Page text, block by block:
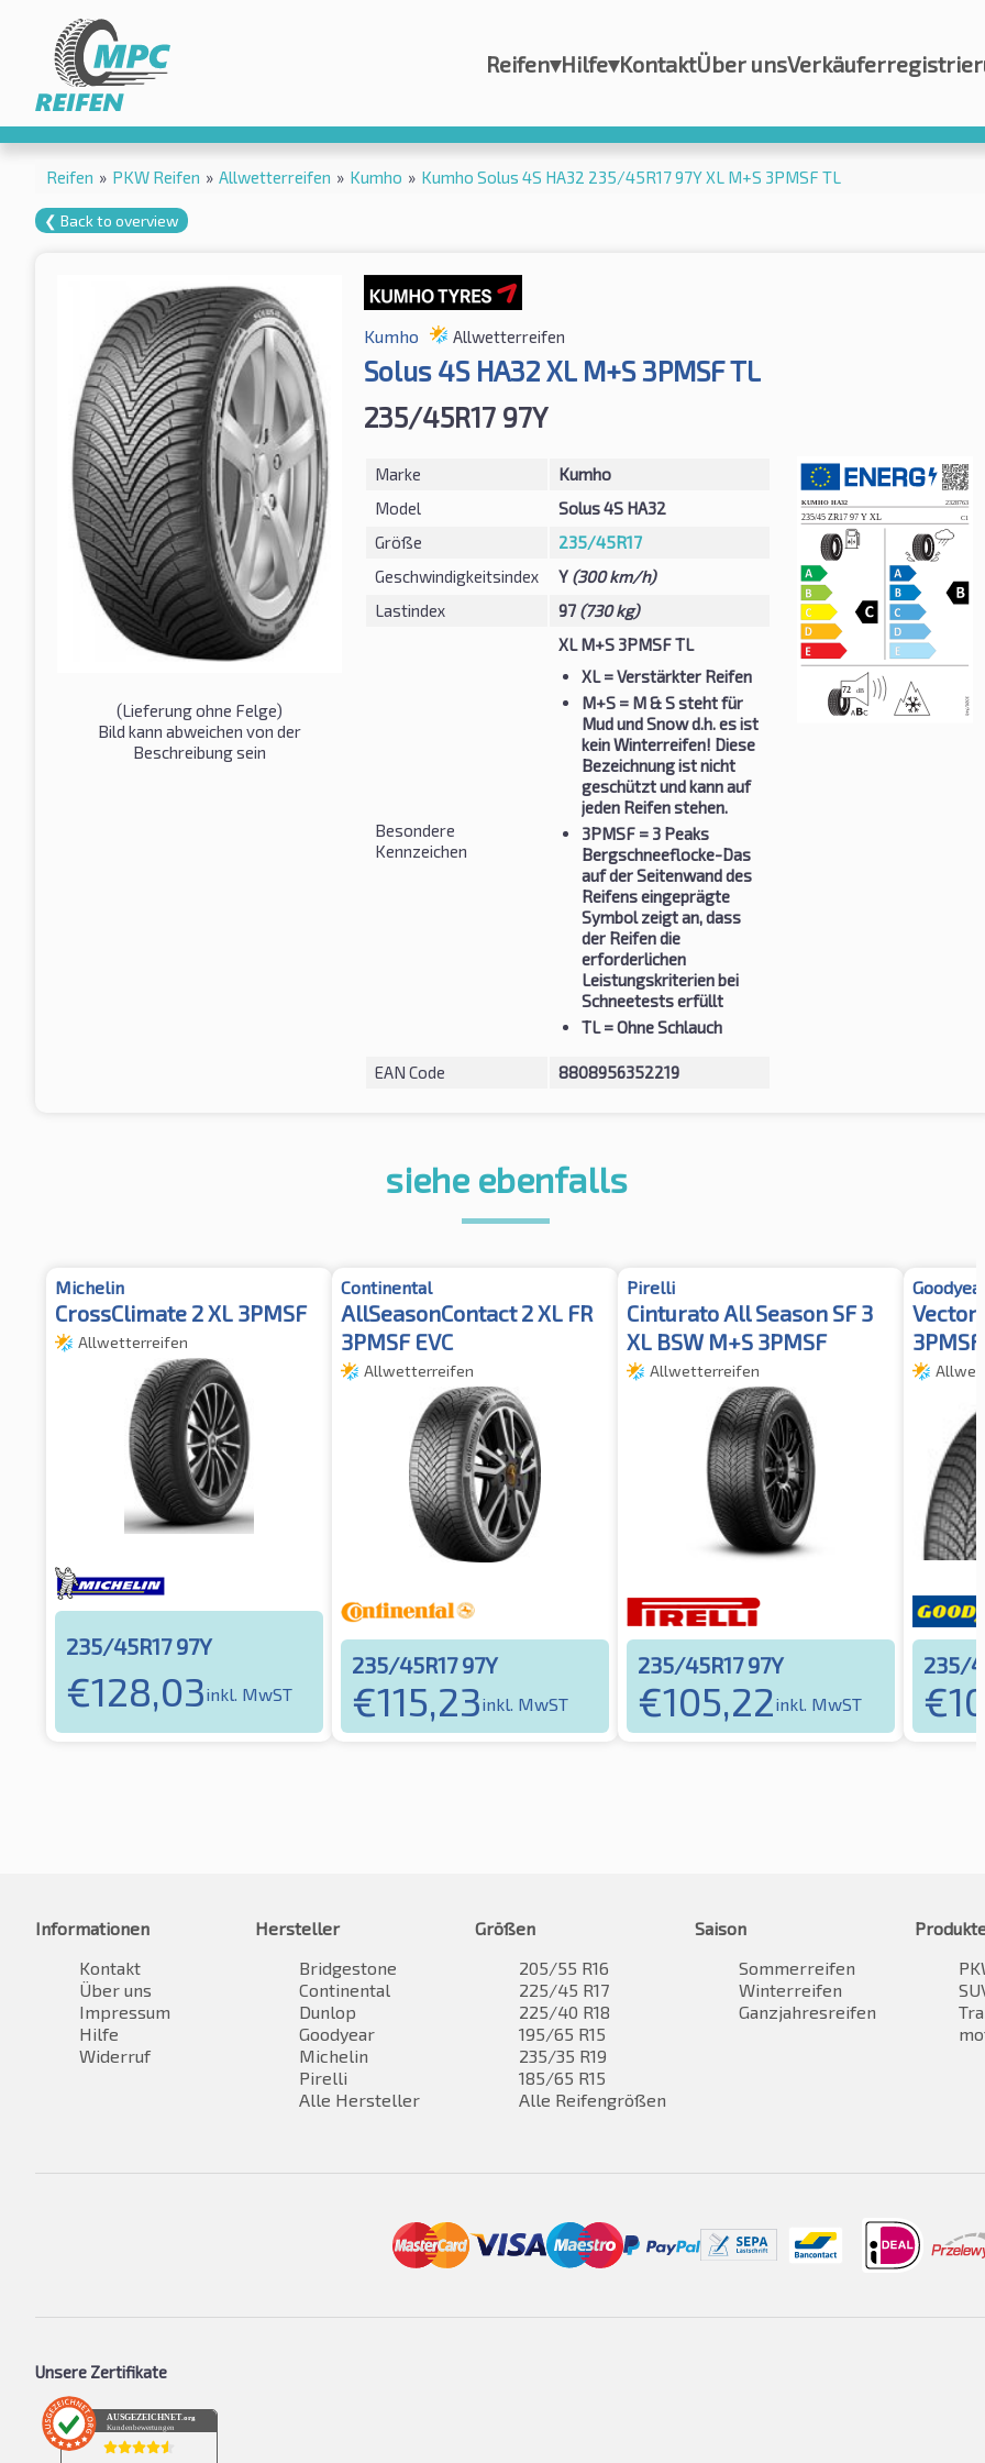
Reifen▾Hilfe▾KontaktÜber uns
Reifen » PKW Reifen » Allwetterreifen » Kumho » Kumho Solus 4S HA32 235/45R17 97Y XL M+S 3PMSF TL
❮ Back to overview
(Lieferung ohne Felge)
Bild kann abweichen von der
Beschreibung sein
Kumho Allwetterreifen
Solus 4S HA32 XL M+S 3PMSF TL
235/45R17 97Y
Marke
Kumho
Model
Solus 4S HA32
Größe
235/45R17
Geschwindigkeitsindex
Y (300 km/h)
Lastindex
97 (730 kg)
Besondere
Kennzeichen
XL M+S 3PMSF TL
XL= Verstärkter Reifen
M+S= M & S steht für
Mud und Snow d.h. es ist
kein Winterreifen! Diese
Bezeichnung ist nicht
geschützt und kann auf
jeden Reifen stehen.
3PMSF= 3 Peaks
Bergschneeflocke-Das
auf der Seitenwand des
Reifens eingeprägte
Symbol zeigt an, dass
der Reifen die
erforderlichen
Leistungskriterien bei
Schneetests erfüllt
TL= Ohne Schlauch
EAN Code 8808956352219
siehe ebenfalls
Michelin
CrossClimate 2 XL 3PMSF
Allwetterreifen
235/45R17 97Y
€128,03inkl. MwST
Continental
AllSeasonContact 2 XL FR
3PMSF EVC
Allwetterreifen
235/45R17 97Y
€115,23inkl. MwST
Pirelli
Cinturato All Season SF 3
XL BSW M+S 3PMSF
Allwetterreifen
235/45R17 97Y
€105,22inkl. MwST
Goodyear
Vector
3PMSF
235/
€
Informationen
Kontakt
Über uns
Impressum
Hilfe
Widerruf
Hersteller
Bridgestone
Continental
Dunlop
Goodyear
Michelin
Pirelli
Alle Hersteller
Größen
205/55 R16
225/45 R17
225/40 R18
195/65 R15
235/35 R19
185/65 R15
Alle Reifengrößen
Saison
Sommerreifen
Winterreifen
Ganzjahresreifen
Unsere Zertifikate
AUSGEZEICHNET.org
Kundenbewertungen